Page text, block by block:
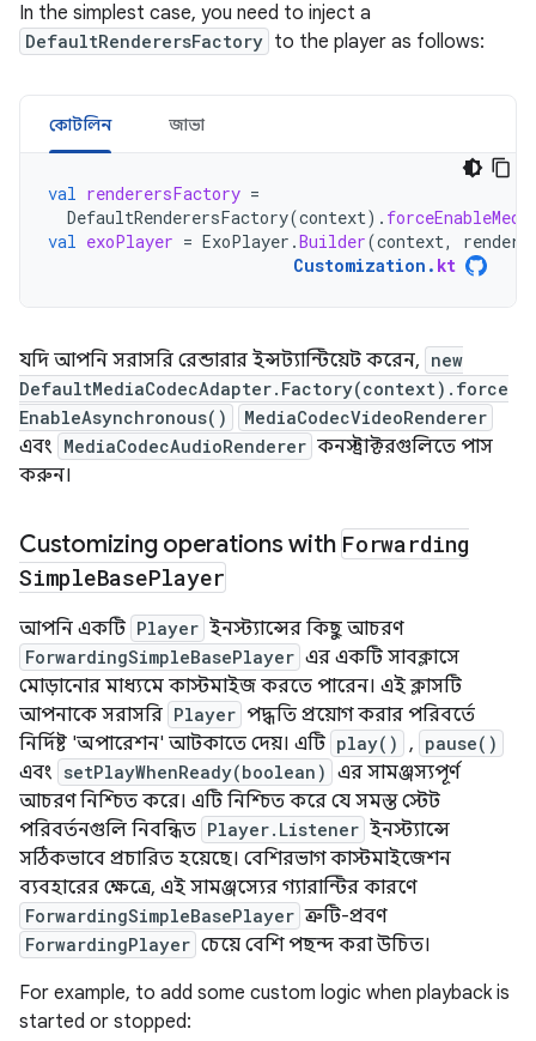
In the simplest case, you need to inject a
DefaultRenderersFactory to the player as follows:
কোটলিন জাভা
val renderersFactory =
DefaultRenderersFactory(context).
val exoPlayer = ExoPlayer .Builder(context,
Customization . kt
যদি আপনি সরাসরি রেন্ডারার ইন্সট্যান্টিয়েট করেন, new
DefaultMediaCodecAdapter.Factory(context).force
EnableAsynchronous()
MediaCodecVideoRenderer
এবং MediaCodecAudioRenderer কনস্ট্রাক্টরগুলিতে পাস
করুন।
Customizing operations with Forwarding
SimpleBasePlayer
আপনি একটি Player ইনস্ট্যান্সের কিছু আচরণ
ForwardingSimpleBasePlayer এর একটি সাবক্লাসে
মোড়ানোর মাধ্যমে কাস্টমাইজ করতে পারেন। এই ক্লাসটি
আপনাকে সরাসরি Player পদ্ধতি প্রয়োগ করার পরিবর্তে
নির্দিষ্ট 'অপারেশন' আটকাতে দেয়। এটি play() , pause()
এবং setPlayWhenReady(boolean) এর সামঞ্জস্যপূর্ণ
আচরণ নিশ্চিত করে। এটি নিশ্চিত করে যে সমস্ত স্টেট
পরিবর্তনগুলি নিবন্ধিত Player.Listener ইনস্ট্যান্সে
সঠিকভাবে প্রচারিত হয়েছে। বেশিরভাগ কাস্টমাইজেশন
ব্যবহারের ক্ষেত্রে, এই সামঞ্জস্যের গ্যারান্টির কারণে
ForwardingSimpleBasePlayer ত্রুটি-প্রবণ
ForwardingPlayer চেয়ে বেশি পছন্দ করা উচিত।
For example, to add some custom logic when playback is
started or stopped: